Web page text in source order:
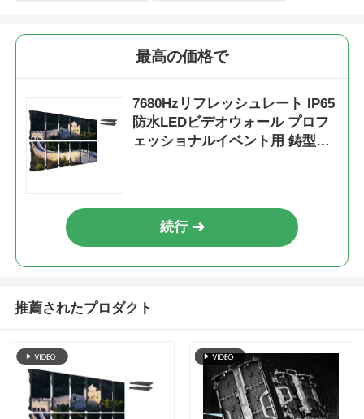
最高の価格で
7680Hzリフレッシュレート IP65
防水LEDビデオウォール プロフ
ェッショナルイベント用 鋳型ア
続行
推薦されたプロダクト